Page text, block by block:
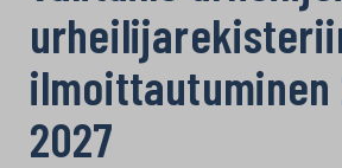
ilmoittautuminen
2027